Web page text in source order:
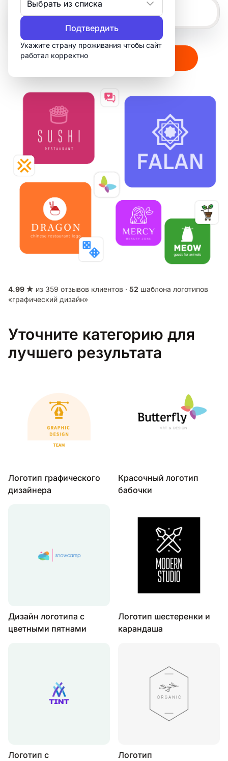
Выбрать из списка
Подтвердить
Укажите страну проживания чтобы сайт
работал корректноСоздать мой логотип
4.99 ★ из 359 отзывов клиентов · 52 шаблона логотипов
«графический дизайн»
Уточните категорию для
лучшего результата
Логотип графического
дизайнера
Красочный логотип
бабочки
Дизайн логотипа с
цветными пятнами
Логотип шестеренки и
карандаша
Логотип с
Логотип